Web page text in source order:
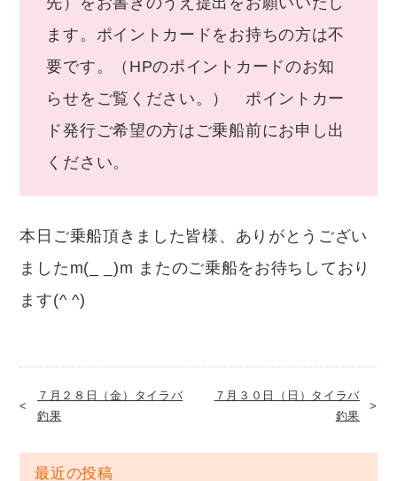
ます。ポイントカードをお持ちの方は不
要です。（HPのポイントカードのお知
らせをご覧ください。） ポイントカー
ド発行ご希望の方はご乗船前にお申し出
ください。
本日ご乗船頂きました皆様、ありがとうござい
ましたm(_ _)m またのご乗船をお待ちしており
ます(^ ^)
７月２８日（金）タイラバ
釣果
７月３０日（日）タイラバ
釣果
最近の投稿